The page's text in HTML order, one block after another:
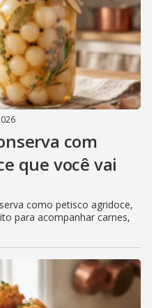
com
que você vai
como petisco agridoce,
para acompanhar carnes,